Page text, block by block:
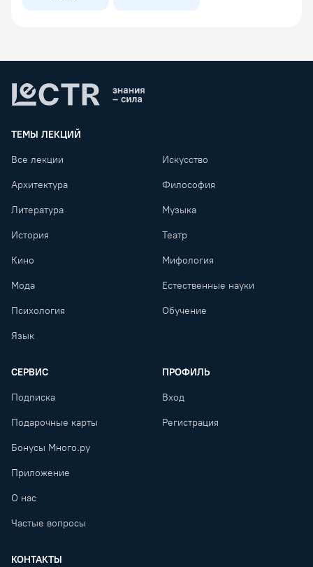
ТЕМЫ ЛЕКЦИЙ
Все лекции Искусство
Архитектура Философия
Литература Музыка
История Театр
Кино Мифология
Мода Естественные науки
Психология Обучение
Язык
СЕРВИС
Подписка
Подарочные карты
Бонусы Много.ру
Приложение
О нас
Частые вопросы
ПРОФИЛЬ
Вход
Регистрация
КОНТАКТЫ